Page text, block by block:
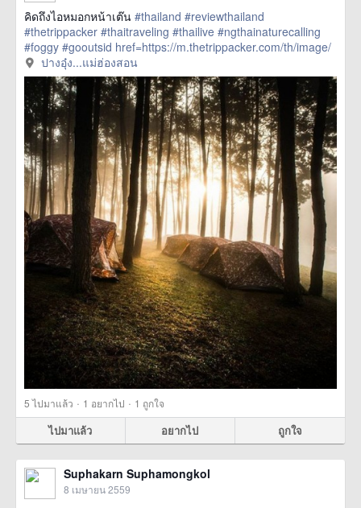
คิดถึงไอหมอกหน้าเต๊น #thailand #reviewthailand
#thetrippacker #thaitraveling #thailive #ngthainaturecalling
#foggy #gooutsid href=https://m.thetrippacker.com/th/image/
ปางอุ๋งแม่ฮ่องสอน/193855> more
ปางอุ๋ง...แม่ฮ่องสอน
5ไปมาแล้ว · 1 อยากไป · 1 ถูกใจ
ไปมาแล้ว อยากไป ถูกใจ
Suphakarn Suphamongkol
8 เมษายน 2559